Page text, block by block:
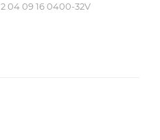
2 04 09 16 0400-32V